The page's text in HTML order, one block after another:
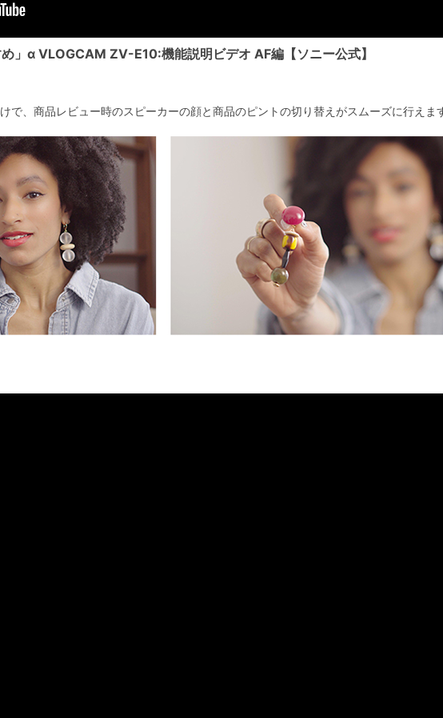
」α VLOGCAM ZV-E10:機能説明ビデオ AF編【ソニー公式】
で、商品レビュー時のスピーカーの顔と商品のピントの切り替えがスムーズに行えま